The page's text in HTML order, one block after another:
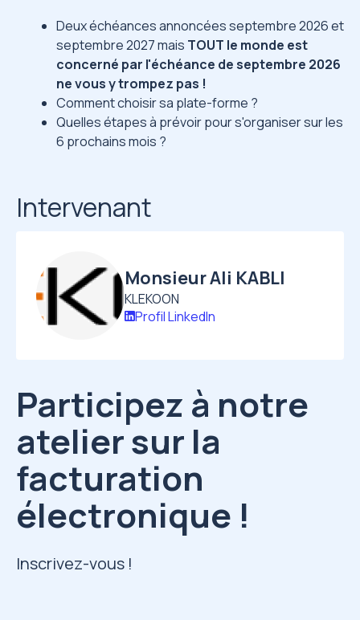
Deux échéances annoncées septembre 2026 et
septembre 2027 mais TOUT le monde est
concerné par l'échéance de septembre 2026
ne vous y trompez pas !
Comment choisir sa plate-forme ?
Quelles étapes à prévoir pour s'organiser sur les
6 prochains mois ?
Intervenant
Monsieur Ali KABLI
KLEKOON
Profil LinkedIn
Participez à notre
atelier sur la
facturation
électronique !
Inscrivez-vous !